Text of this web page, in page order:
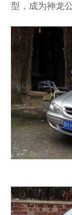
型，成为神龙